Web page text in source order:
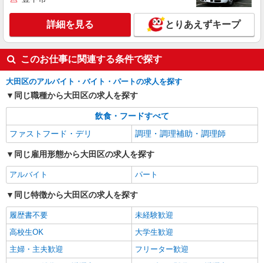
コンパスグループ・ジャパン株式会社 39306_p
NEW
調理師【アルバイト・パート】
時給1,600円以上 試用期間中 時給1,600円以上
(試用期間2ヶ月) 残業が発生した場合、残業代を1
分単位で別途支給します。
グランダ多摩川・大田 （東京都大田区矢口2
丁目8-10）
詳細を見る
詳細を見る とりあえずキープ
このお仕事に関連する条件で探す
大田区のアルバイト・バイト・パートの求人を探す
同じ職種から大田区の求人を探す
飲食・フードすべて
ファストフード・デリ
調理・調理補助・調理師
同じ雇用形態から大田区の求人を探す
アルバイト パート
同じ特徴から大田区の求人を探す
履歴書不要
未経験歓迎
高校生OK
大学生歓迎
主婦・主夫歓迎
フリーター歓迎